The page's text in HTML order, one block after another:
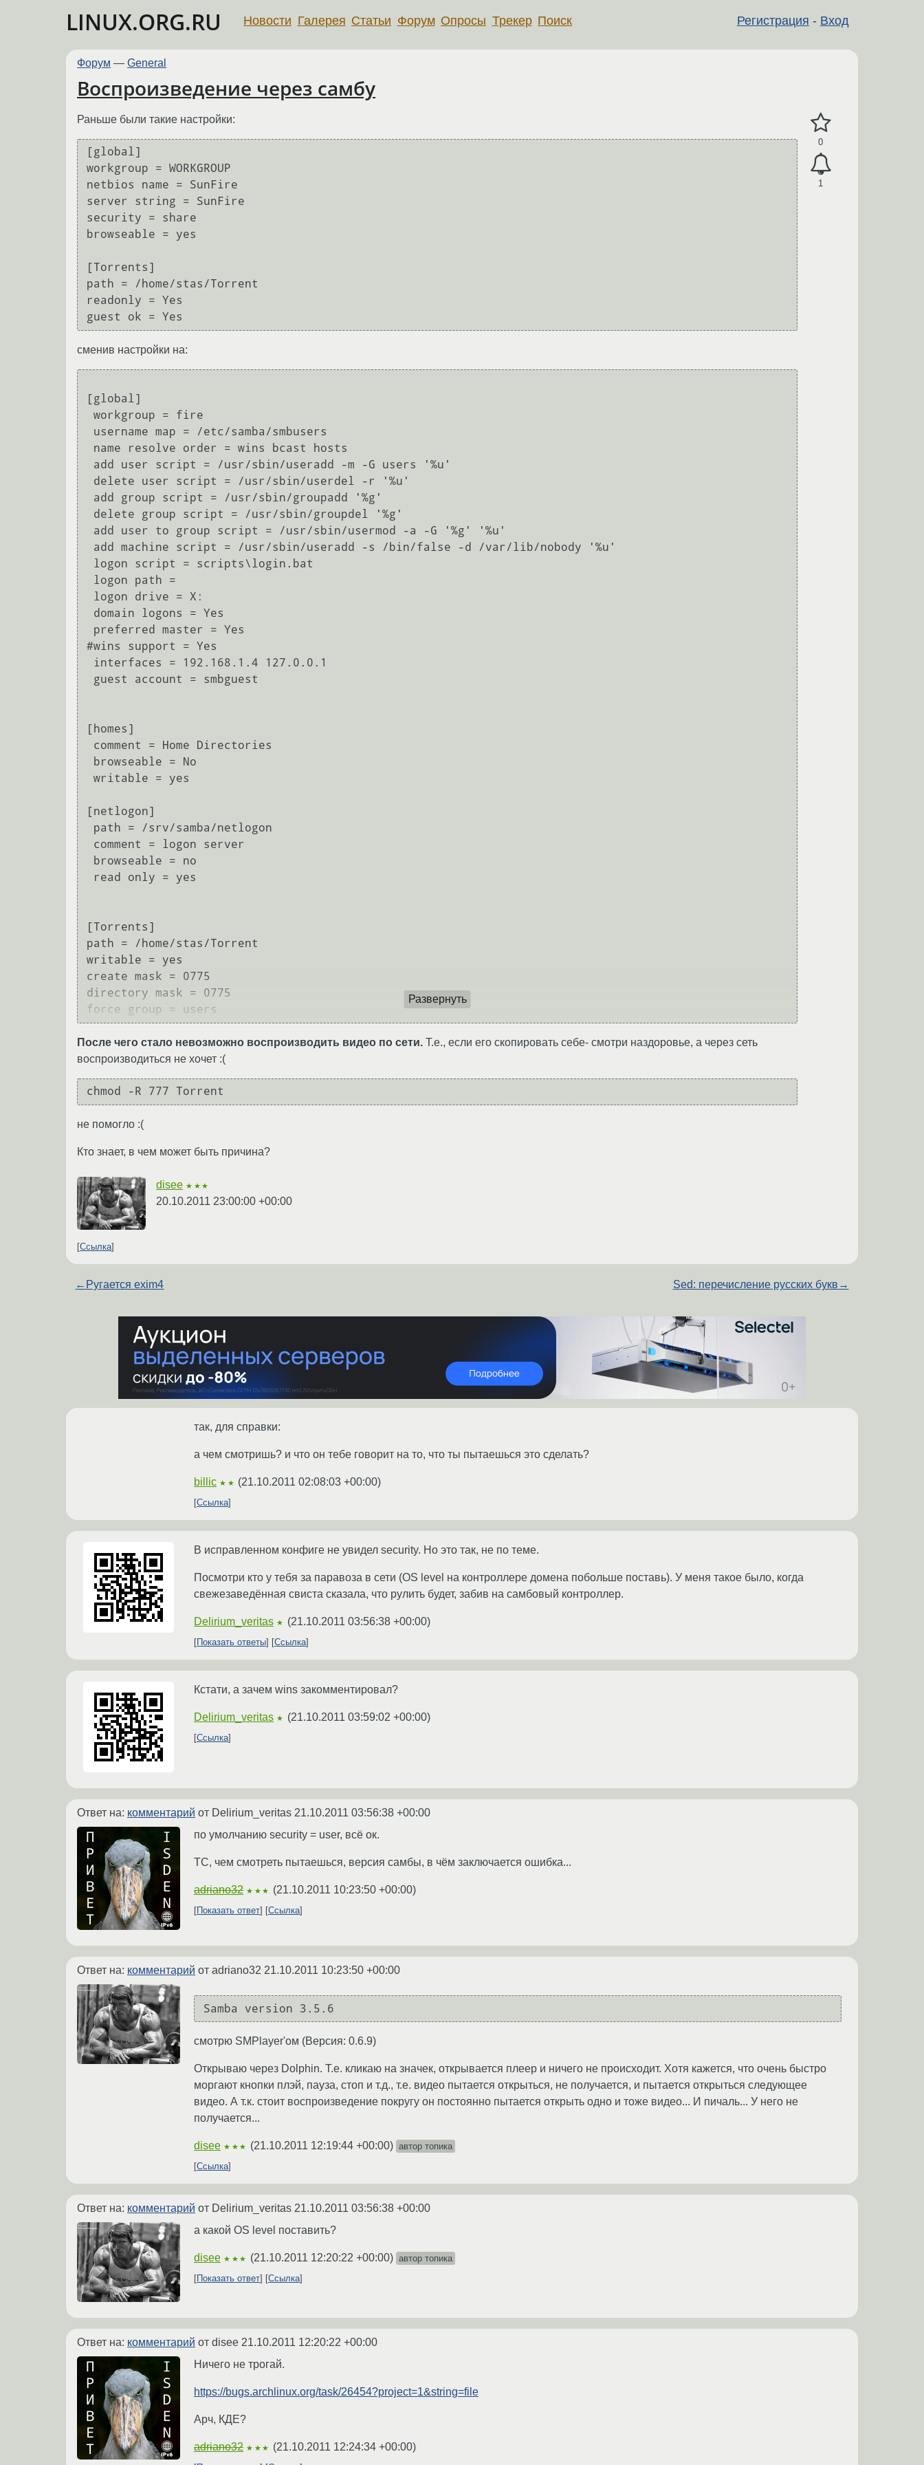
LINUX.ORG.RU Регистрация - Вход
Новости Галерея Статьи Форум Опросы Трекер Поиск
Форум — General
Воспроизведение через самбу
0
1
Раньше были такие настройки:
[global]
workgroup = WORKGROUP
netbios name = SunFire
server string = SunFire
security = share
browseable = yes
[Torrents]
path = /home/stas/Torrent
readonly = Yes
сменив настройки на:
[global]
#wins support = Yes
[homes]
[netlogon]
[Torrents]
path = /home/stas/Torrent
writable = yes
create mask = 0775
directory mask = 0775
Развернуть
После чего стало невозможно воспроизводить видео по сети. Т.е., если его скопировать себе- смотри наздоровье, а через сеть
воспроизводиться не хочет :(
не помогло :(
Кто знает, в чем может быть причина?
disee ★★★
20.10.2011 23:00:00 +00:00
Ссылка
← Ругается exim4 Sed: перечисление русских букв →
так, для справки:
а чем смотришь? и что он тебе говорит на то, что ты пытаешься это сделать?
billic ★★ (21.10.2011 02:08:03 +00:00)
Ссылка
В исправленном конфиге не увидел security. Но это так, не по теме.
Посмотри кто у тебя за паравоза в сети (OS level на контроллере домена побольше поставь). У меня такое было, когда
свежезаведённая свиста сказала, что рулить будет, забив на самбовый контроллер.
Delirium_veritas ★ (21.10.2011 03:56:38 +00:00)
Показать ответы Ссылка
Кстати, а зачем wins закомментировал?
Delirium_veritas ★ (21.10.2011 03:59:02 +00:00)
Ссылка
Ответ на: комментарий от Delirium_veritas 21.10.2011 03:56:38 +00:00
по умолчанию security = user, всё ок.
ТС, чем смотреть пытаешься, версия самбы, в чём заключается ошибка...
adriano32 ★★★ (21.10.2011 10:23:50 +00:00)
Показать ответ Ссылка
Ответ на: комментарий от adriano32 21.10.2011 10:23:50 +00:00
смотрю SMPlayer'ом (Версия: 0.6.9)
Открываю через Dolphin. Т.е. кликаю на значек, открывается плеер и ничего не происходит. Хотя кажется, что очень быстро
моргают кнопки плэй, пауза, стоп и т.д., т.е. видео пытается открыться, не получается, и пытается открыться следующее
видео. А т.к. стоит воспроизведение покругу он постоянно пытается открыть одно и тоже видео... И пичаль... У него не
получается...
disee ★★★ (21.10.2011 12:19:44 +00:00) автор топика
Ссылка
Ответ на: комментарий от Delirium_veritas 21.10.2011 03:56:38 +00:00
а какой OS level поставить?
disee ★★★ (21.10.2011 12:20:22 +00:00) автор топика
Показать ответ
Ссылка
Ответ на: комментарий от disee 21.10.2011 12:20:22 +00:00
Ничего не трогай.
https://bugs.archlinux.org/task/26454?project=1&string=file
Арч, КДЕ?
adriano32 ★★★ (21.10.2011 12:24:34 +00:00)